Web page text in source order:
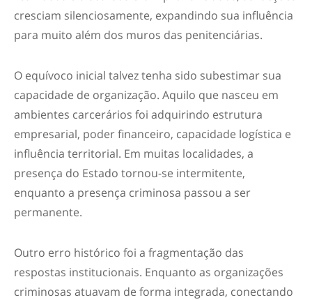
cresciam silenciosamente, expandindo sua influência
para muito além dos muros das penitenciárias.
O equívoco inicial talvez tenha sido subestimar sua
capacidade de organização. Aquilo que nasceu em
ambientes carcerários foi adquirindo estrutura
empresarial, poder financeiro, capacidade logística e
influência territorial. Em muitas localidades, a
presença do Estado tornou-se intermitente,
enquanto a presença criminosa passou a ser
permanente.
Outro erro histórico foi a fragmentação das
respostas institucionais. Enquanto as organizações
criminosas atuavam de forma integrada, conectando